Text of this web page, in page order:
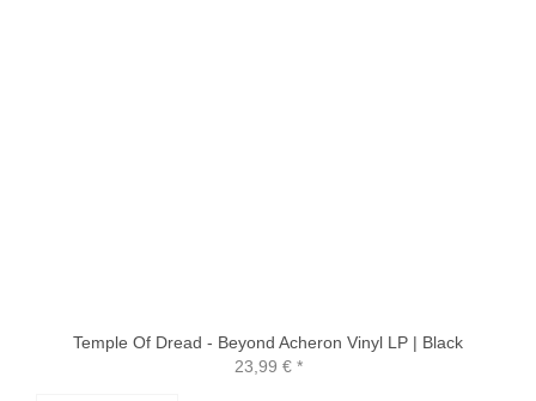
Temple Of Dread - Beyond Acheron Vinyl LP | Black
23,99 €*